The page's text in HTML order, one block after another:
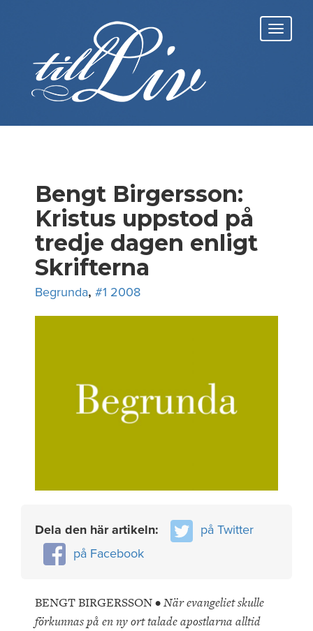
Bengt Birgersson:
Kristus uppstod på
tredje dagen enligt
Skrifterna
Begrunda, #1 2008
Dela den här artikeln:
på Twitter
på Facebook
BENGT BIRGERSSON •När evangeliet skulle
förkunnas på en ny ort talade apostlarna alltid